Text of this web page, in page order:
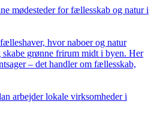
mødesteder for fællesskab og natur i
hvor naboer og natur
grønne frirum midt i byen. Her
– det handler om fællesskab,
arbejder lokale virksomheder i